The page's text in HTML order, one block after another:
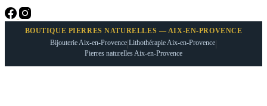
BOUTIQUE PIERRES NATURELLES — AIX-EN-PROVENCE
Bijouterie Aix-en-Provence|Lithothérapie Aix-en-Provence|
Pierres naturelles Aix-en-Provence